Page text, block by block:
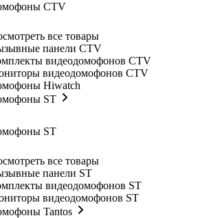
CTV
все товары
панели CTV
видеодомофонов CTV
видеодомофонов CTV
Hiwatch
ST
ST
все товары
панели ST
видеодомофонов ST
видеодомофонов ST
Tantos